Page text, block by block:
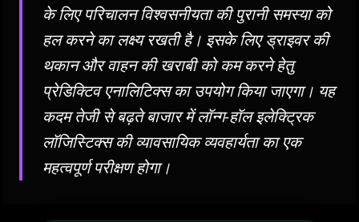
के लिए परिचालन विश्वसनीयता की पुरानी समस्या को
हल करने का लक्ष्य रखती है। इसके लिए ड्राइवर की
थकान और वाहन की खराबी को कम करने हेतु
प्रेडिक्टिव एनालिटिक्स का उपयोग किया जाएगा। यह
कदम तेजी से बढ़ते बाजार में लॉन्ग-हॉल इलेक्ट्रिक
लॉजिस्टिक्स की व्यावसायिक व्यवहार्यता का एक
महत्वपूर्ण परीक्षण होगा।